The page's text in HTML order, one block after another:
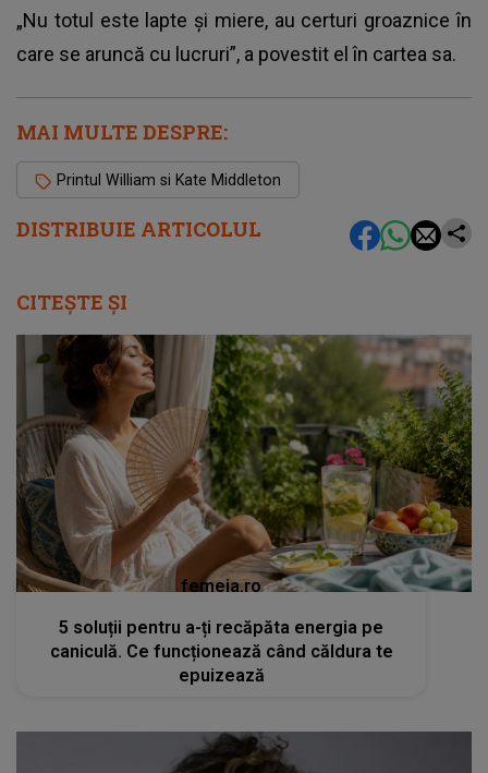
DISTRIBUIE ARTICOLUL
„Nu totul este lapte și miere, au certuri groaznice în
care se aruncă cu lucruri”, a povestit el în cartea sa.
MAI MULTE DESPRE:
Printul William si Kate Middleton
CITEȘTE ȘI
femeia.ro
5 soluții pentru a-ți recăpăta energia pe
caniculă. Ce funcționează când căldura te
epuizează